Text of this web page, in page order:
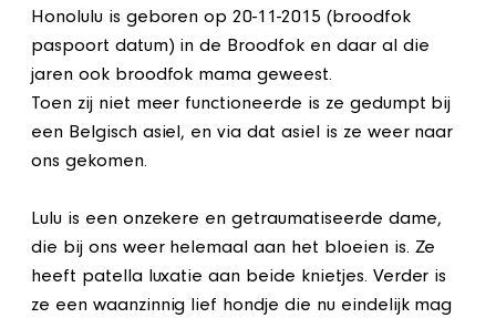
Honolulu is geboren op 20-11-2015 (broodfok
paspoort datum) in de Broodfok en daar al die
jaren ook broodfok mama geweest.
Toen zij niet meer functioneerde is ze gedumpt bij
een Belgisch asiel, en via dat asiel is ze weer naar
ons gekomen.
Lulu is een onzekere en getraumatiseerde dame,
die bij ons weer helemaal aan het bloeien is. Ze
heeft patella luxatie aan beide knietjes. Verder is
ze een waanzinnig lief hondje die nu eindelijk mag